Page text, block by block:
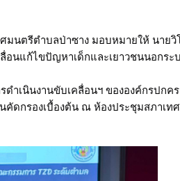
นตรีตำบลป่าซาง มอบหมายให้ นายวิ
นแก้ไขปัญหาเด็กและเยาวชนนอกระ
ำเนินงานขับเคลื่อนฯ ขององค์กรปกค
ดกรองเบื้องต้น ณ ห้องประชุมสภาเท